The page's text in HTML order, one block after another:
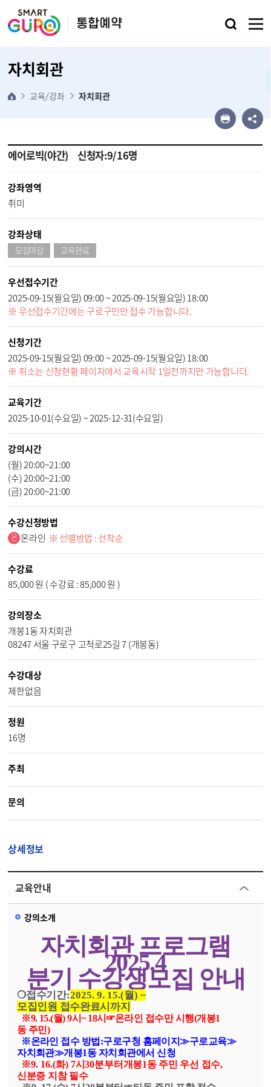
자치회관
교육/강좌 자치회관
에어로빅(야간) 신청자:9/16명
강좌영역
취미
강좌상태
모집마감 교육완료
우선접수기간
2025-09-15(월요일) 09:00 ~ 2025-09-15(월요일) 18:00
※ 우선접수기간에는 구로구민만 접수 가능합니다.
신청기간
2025-09-15(월요일) 09:00 ~ 2025-09-15(월요일) 18:00
※ 취소는 신청현황 페이지에서 교육시작 1일전까지만 가능합니다.
교육기간
2025-10-01(수요일) ~ 2025-12-31(수요일)
강의시간
(월) 20:00~21:00
(수) 20:00~21:00
(금) 20:00~21:00
수강신청방법
온 온라인 ※ 선별방법 : 선착순
수강료
85,000 원 ( 수강료 : 85,000 원 )
강의장소
개봉1동 자치회관
08247 서울 구로구 고척로25길 7 (개봉동)
수강대상
제한없음
정원
16명
주최
문의
상세정보
교육안내
강의소개
자치회관 프로그램
2025.4
분기 수강생모집 안내
❍접수기간:2025. 9. 15.(월 ) ~
모집인원 접수완료시까지
※9. 15.(월) 9시~ 18시 ☞온라인 접수만 시행(개봉1
동 주민)
※온라인 접수 방법 :구로구청 홈페이지≫구로교육≫
자치회관≫개봉1동 자치회관에서 신청
※9. 16.(화) 7시30분부터개봉1동 주민 우선 접수,
신분증 지참 필수